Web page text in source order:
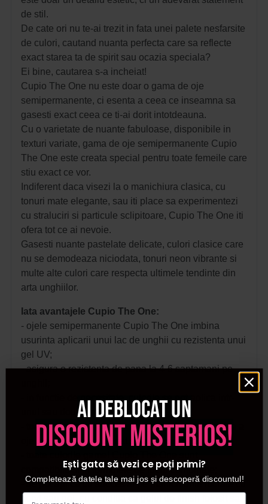
de stil.
De cate ori nu te-ai trezit in fata unei palete nesfarsite
de culori, cautand nuanta perfecta care sa reflecte
exact starea ta de spirit sau ocazia speciala?
Ei bine, cautarea s-a incheiat!
Cupio The One nu este doar o gama de oje
semipermanente, ci esenta a ceea ce inseamna sa
gasesti exact ceea ce ti-ai dorit intotdeauna.
Cu o varietate de nuante fabuloase, disponibile in
texturi variate, gama de oje semipermanente Cupio
The One este creata special pentru toate femeile care
stiu exact ce vor.
Indiferent daca visezi la o manichiura clasica, cu
tonuri mate elegante, sau iti place sa experimentezi
cu straluciri si particule sclipitoare, Cupio The One iti
ofera tot ce ai nevoie.
Gasesti nuante pastelate delicate, culori clasice care
nu se demodeaza niciodata, tonuri neon vibrante si
multe alte culori care respecta ultimele tendinte din
arta unghiilor.
Iata avantajele Cupio The One:
- ojele semipermanente Cupio The One imbina
usurinta aplicarii unui lac de unghii cu rezistenta unui
gel UV;
- asigura o rezistenta de pana la 4-6 saptamani pe
- in functie de necesitate, culorile se pot aplica intr-
unul sau doua straturi;
- toate culorile se pot folosi atat la aplicarea clasica a
ojei semipermanente, cat si la aplicarea cu apex.
compatibile si in formulele de lucru combinate;
- se pot aplica cu succes si pe manichiurile lucrate cu
Ai deblocat un
discount misterios!
Ești gata să vezi ce poți primi?
Completează datele tale mai jos și descoperă discountul!